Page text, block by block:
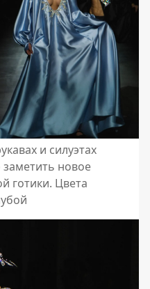
и силуэтах
новое
готики. Цвета